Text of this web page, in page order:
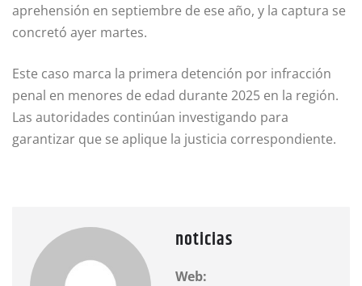
aprehensión en septiembre de ese año, y la captura se
concretó ayer martes.
Este caso marca la primera detención por infracción
penal en menores de edad durante 2025 en la región.
Las autoridades continúan investigando para
garantizar que se aplique la justicia correspondiente.
noticias
Web: